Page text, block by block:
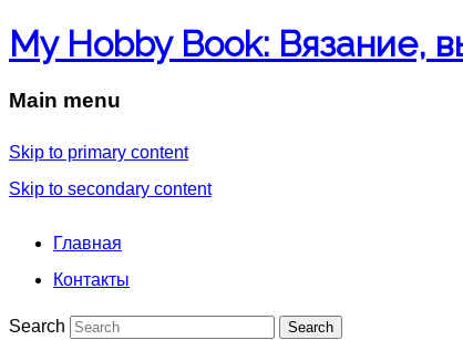
My Hobby Book: Вязание,
Main menu
Skip to primary content
Skip to secondary content
Главная
Контакты
Search